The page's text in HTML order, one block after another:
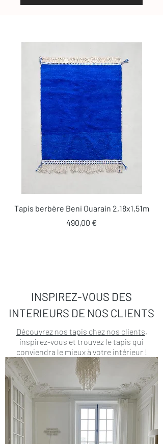
Tapis berbère Beni Ouarain 2,18x1,51m
Prix
490,00 €
INSPIREZ-VOUS DES
INTERIEURS DE NOS CLIENTS
Découvrez nos tapis chez nos clients,
inspirez-vous et trouvez le tapis qui
conviendra le mieux à votre intérieur !